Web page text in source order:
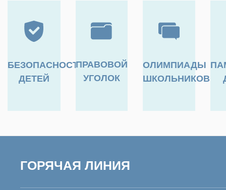
БЕЗОПАСНОСТЬ
ДЕТЕЙ
ПРАВОВОЙ
УГОЛОК
ОЛИМПИАДЫ
ШКОЛЬНИКОВ
ГОРЯЧАЯ ЛИНИЯ